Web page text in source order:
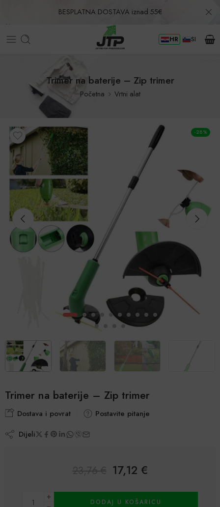
BESPLATNA DOSTAVA iznad 55€
Povrat u roku od 30 dana! HR SI
Trimer na baterije – Zip trimer
Početna Vrtni alat
-28%
Trimer na baterije – Zip trimer
Dostava i povrat Postavite pitanje
Dijeli
17,12 €
DODAJ U KOŠARICU
Alternative: